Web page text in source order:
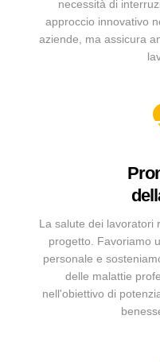
necessità di
approccio innovativo
aziende, ma assicura
La salute dei lavoratori
progetto. Favoriamo
personale e
delle malattie
nell'obiettivo di